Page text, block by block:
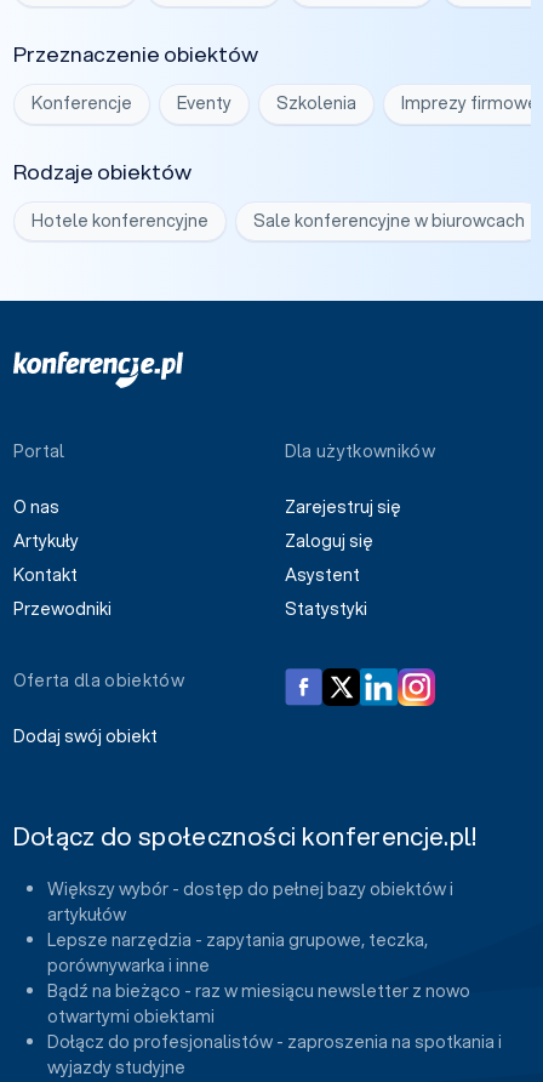
Przeznaczenie obiektów
Konferencje Eventy Szkolenia Imprezy firmowe
Rodzaje obiektów
Hotele konferencyjne Sale konferencyjne w biurowcach
Portal
O nas
Artykuły
Kontakt
Przewodniki
Dla użytkowników
Zarejestruj się
Zaloguj się
Asystent
Statystyki
Oferta dla obiektów
Dodaj swój obiekt
Dołącz do społeczności konferencje.pl!
Większy wybór - dostęp do pełnej bazy obiektów i
artykułów
Lepsze narzędzia - zapytania grupowe, teczka,
porównywarka i inne
Bądź na bieżąco - raz w miesiącu newsletter z nowo
otwartymi obiektami
Dołącz do profesjonalistów - zaproszenia na spotkania i
wyjazdy studyjne